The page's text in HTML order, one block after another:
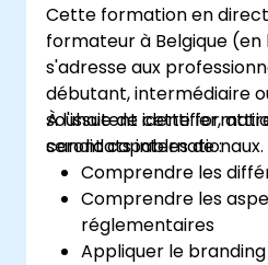
Cette formation en
formateur à Belgique (en
s'adresse aux
débutant, intermédiaire
souhaitent identifier,
candidats internationaux.
À l'issue de cette
seront capables de :
Comprendre les
Comprendre les
réglementaires
Appliquer le